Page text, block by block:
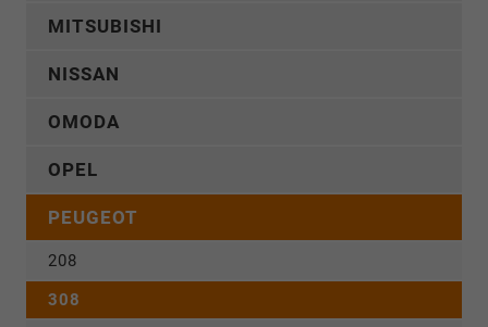
MITSUBISHI
NISSAN
OMODA
OPEL
PEUGEOT
208
308